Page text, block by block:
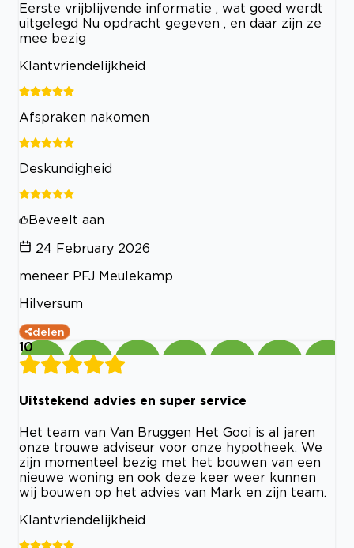
Eerste vrijblijvende informatie , wat goed werdt
uitgelegd Nu opdracht gegeven , en daar zijn ze
mee bezig
Klantvriendelijkheid
Afspraken nakomen
Deskundigheid
Beveelt aan
24 February 2026
meneer PFJ Meulekamp
Hilversum
delen
10
Uitstekend advies en super service
Het team van Van Bruggen Het Gooi is al jaren
onze trouwe adviseur voor onze hypotheek. We
zijn momenteel bezig met het bouwen van een
nieuwe woning en ook deze keer weer kunnen
wij bouwen op het advies van Mark en zijn team.
Klantvriendelijkheid